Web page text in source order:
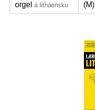
orgel á litháensku